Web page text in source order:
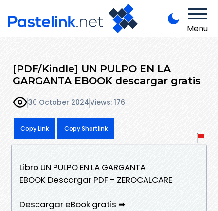
Menu
[PDF/Kindle] UN PULPO EN LA
GARGANTA EBOOK descargar gratis
30 October 2024Views: 176
Copy Link Copy Shortlink
Libro UN PULPO EN LA GARGANTA
EBOOK Descargar PDF - ZEROCALCARE
Descargar eBook gratis ➡